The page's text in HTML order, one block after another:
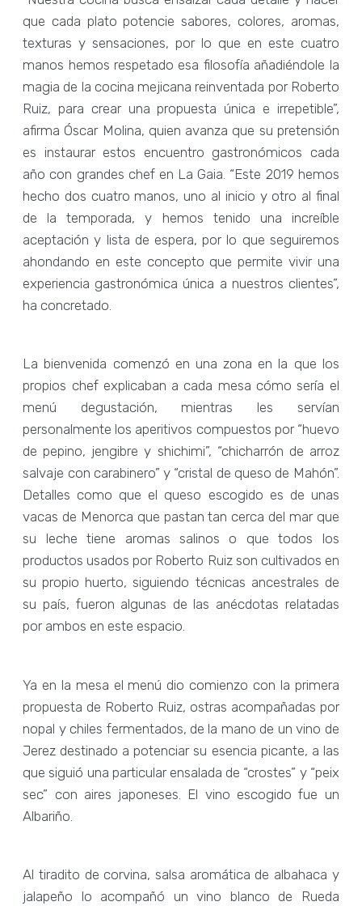
que cada plato potencie sabores, colores, aromas,
texturas y sensaciones, por lo que en este cuatro
manos hemos respetado esa filosofía añadiéndole la
magia de la cocina mejicana reinventada por Roberto
Ruiz, para crear una propuesta única e irrepetible”,
afirma Óscar Molina, quien avanza que su pretensión
es instaurar estos encuentro gastronómicos cada
año con grandes chef en La Gaia. “Este 2019 hemos
hecho dos cuatro manos, uno al inicio y otro al final
de la temporada, y hemos tenido una increíble
aceptación y lista de espera, por lo que seguiremos
ahondando en este concepto que permite vivir una
experiencia gastronómica única a nuestros clientes”,
ha concretado.
La bienvenida comenzó en una zona en la que los
propios chef explicaban a cada mesa cómo sería el
menú degustación, mientras les servían
personalmente los aperitivos compuestos por “huevo
de pepino, jengibre y shichimi”, “chicharrón de arroz
salvaje con carabinero” y “cristal de queso de Mahón”.
Detalles como que el queso escogido es de unas
vacas de Menorca que pastan tan cerca del mar que
su leche tiene aromas salinos o que todos los
productos usados por Roberto Ruiz son cultivados en
su propio huerto, siguiendo técnicas ancestrales de
su país, fueron algunas de las anécdotas relatadas
por ambos en este espacio.
Ya en la mesa el menú dio comienzo con la primera
propuesta de Roberto Ruiz, ostras acompañadas por
nopal y chiles fermentados, de la mano de un vino de
Jerez destinado a potenciar su esencia picante, a las
que siguió una particular ensalada de “crostes” y “peix
sec” con aires japoneses. El vino escogido fue un
Albariño.
Al tiradito de corvina, salsa aromática de albahaca y
jalapeño lo acompañó un vino blanco de Rueda